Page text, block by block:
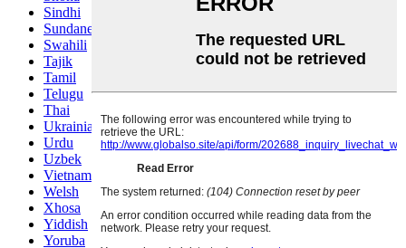
Sindhi
Sundanese
Swahili
Tajik
Tamil
Telugu
Thai
Ukrainian
Urdu
Uzbek
Vietnamese
Welsh
Xhosa
Yiddish
Yoruba